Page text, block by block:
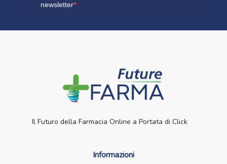
newsletter
Il Futuro della Farmacia Online a Portata di Click
Informazioni